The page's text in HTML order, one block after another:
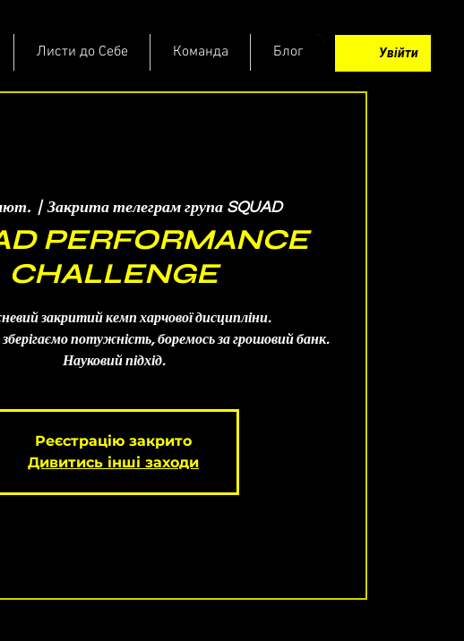
Листи до Себе Команда Блог Увійти
  |
Закрита телеграм група SQUAD
PERFORMANCE
CHALLENGE
закритий кемп харчової дисципліни.
потужність, боремось за грошовий банк.
Науковий підхід.
Реєстрацію закрито
Дивитись інші заходи